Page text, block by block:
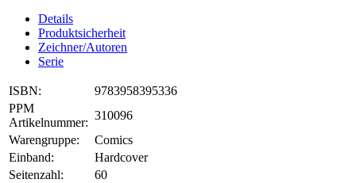
Details
Produktsicherheit
Zeichner/Autoren
Serie
ISBN:
9783958395336
PPM
Artikelnummer:
310096
Warengruppe:
Comics
Einband:
Hardcover
Seitenzahl:
60